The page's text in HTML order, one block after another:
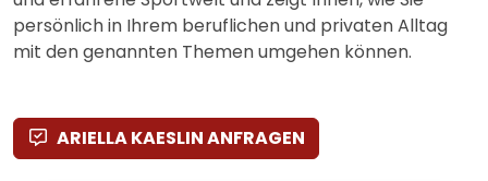
persönlich in Ihrem beruflichen und privaten Alltag
mit den genannten Themen umgehen können.
ARIELLA KAESLIN ANFRAGEN